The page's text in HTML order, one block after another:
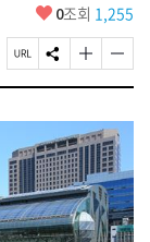
좋
요
0조회 1,255
페
이
U
L
복
사
S
N
공
유
하
기
글
자
기
크
게
변
경
하
기
글
자
기
작
게
변
경
하
기